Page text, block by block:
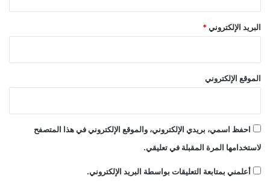
البريد الإلكتروني*
الموقع الإلكتروني
احفظ اسمي، بريدي الإلكتروني، والموقع الإلكتروني في هذا المتصفح
لاستخدامها المرة المقبلة في تعليقي.
أعلمني بمتابعة التعليقات بواسطة البريد الإلكتروني.